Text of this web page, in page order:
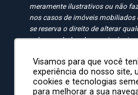
meramente ilustrativos ou não
nos casos de imóveis
se reserva o direito de alterar
valores e dados de seus imóveis
anunciado do condomínio e
maior, menor ou mesmo
algum imóvel anunciado no site
devido à rotatividade. As
Visamos para que você
experiência do nosso site,
cookies e tecnologias
para melhorar a sua